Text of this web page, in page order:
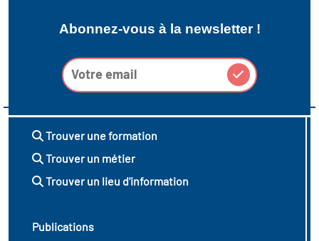
Abonnez-vous à la newsletter !
Trouver une formation
Trouver un métier
Trouver un lieu d'information
Publications